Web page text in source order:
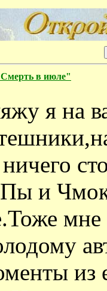
в июле"
я на
и
мне
из